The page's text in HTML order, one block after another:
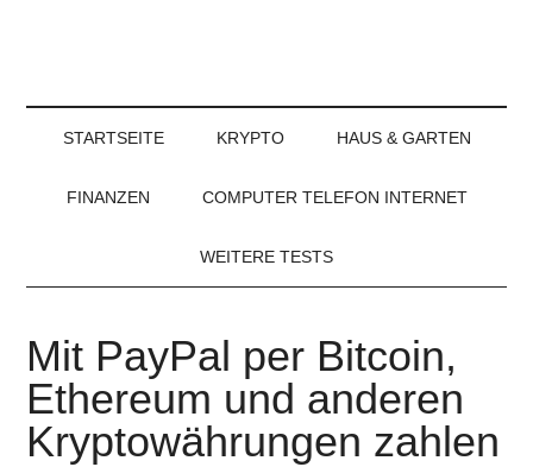
STARTSEITE KRYPTO HAUS & GARTEN
FINANZEN COMPUTER TELEFON INTERNET
WEITERE TESTS
Mit PayPal per Bitcoin,
Ethereum und anderen
Kryptowährungen zahlen